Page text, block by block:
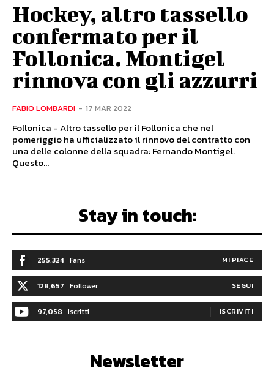
Hockey, altro tassello
confermato per il
Follonica. Montigel
rinnova con gli azzurri
FABIO LOMBARDI - 17 MAR 2022
Follonica - Altro tassello per il Follonica che nel
pomeriggio ha ufficializzato il rinnovo del contratto con
una delle colonne della squadra: Fernando Montigel.
Questo...
Stay in touch:
255,324 Fans MI PIACE
128,657 Follower SEGUI
97,058 Iscritti ISCRIVITI
Newsletter